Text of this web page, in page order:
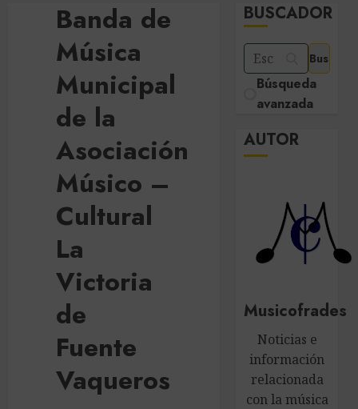
Banda de
Música
Municipal
de la
Asociación
Músico –
Cultural
La
Victoria
de
Fuente
Vaqueros
BUSCADOR
Búsqueda
avanzada
AUTOR
Musicofrades
Noticias e
información
relacionada
con la música